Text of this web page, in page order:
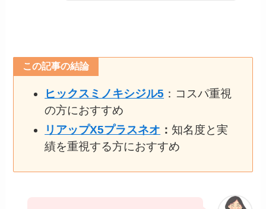
この記事の結論
ヒックスミノキシジル5 ：コスパ重視
の方におすすめ
リアップX5プラスネオ ：知名度と実
績を重視する方におすすめ